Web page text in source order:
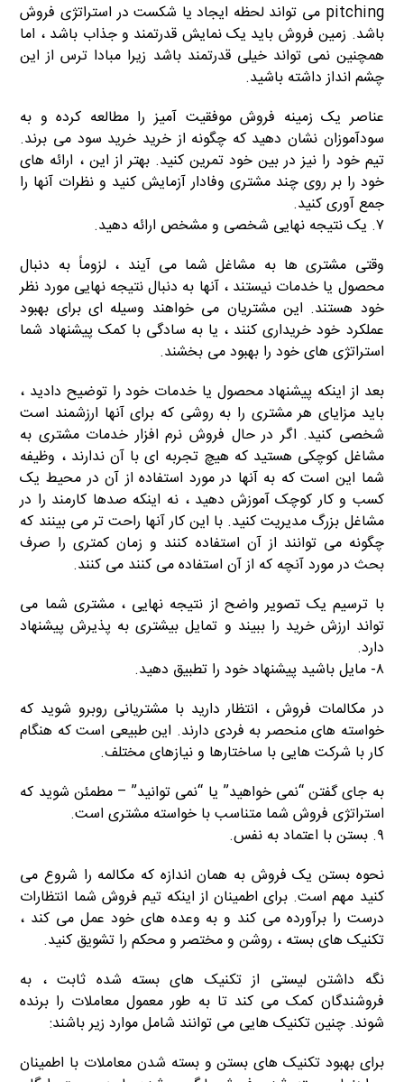
pitching می تواند لحظه ایجاد یا شکست در استراتژی فروش
باشد. زمین فروش باید یک نمایش قدرتمند و جذاب باشد ، اما
همچنین نمی تواند خیلی قدرتمند باشد زیرا مبادا ترس از این
چشم انداز داشته باشید.
عناصر یک زمینه فروش موفقیت آمیز را مطالعه کرده و به
سودآموزان نشان دهید که چگونه از خرید خرید سود می برند.
تیم خود را نیز در بین خود تمرین کنید. بهتر از این ، ارائه های
خود را بر روی چند مشتری وفادار آزمایش کنید و نظرات آنها را
جمع آوری کنید.
۷. یک نتیجه نهایی شخصی و مشخص ارائه دهید.
وقتی مشتری ها به مشاغل شما می آیند ، لزوماً به دنبال
محصول یا خدمات نیستند ، آنها به دنبال نتیجه نهایی مورد نظر
خود هستند. این مشتریان می خواهند وسیله ای برای بهبود
عملکرد خود خریداری کنند ، یا به سادگی با کمک پیشنهاد شما
استراتژی های خود را بهبود می بخشند.
بعد از اینکه پیشنهاد محصول یا خدمات خود را توضیح دادید ،
باید مزایای هر مشتری را به روشی که برای آنها ارزشمند است
شخصی کنید. اگر در حال فروش نرم افزار خدمات مشتری به
مشاغل کوچکی هستید که هیچ تجربه ای با آن ندارند ، وظیفه
شما این است که به آنها در مورد استفاده از آن در محیط یک
کسب و کار کوچک آموزش دهید ، نه اینکه صدها کارمند را در
مشاغل بزرگ مدیریت کنید. با این کار آنها راحت تر می بینند که
چگونه می توانند از آن استفاده کنند و زمان کمتری را صرف
بحث در مورد آنچه که از آن استفاده می کنند می کنند.
با ترسیم یک تصویر واضح از نتیجه نهایی ، مشتری شما می
تواند ارزش خرید را ببیند و تمایل بیشتری به پذیرش پیشنهاد
دارد.
۸- مایل باشید پیشنهاد خود را تطبیق دهید.
در مکالمات فروش ، انتظار دارید با مشتریانی روبرو شوید که
خواسته های منحصر به فردی دارند. این طبیعی است که هنگام
کار با شرکت هایی با ساختارها و نیازهای مختلف.
به جای گفتن “نمی خواهید” یا “نمی توانید” – مطمئن شوید که
استراتژی فروش شما متناسب با خواسته مشتری است.
۹. بستن با اعتماد به نفس.
نحوه بستن یک فروش به همان اندازه که مکالمه را شروع می
کنید مهم است. برای اطمینان از اینکه تیم فروش شما انتظارات
درست را برآورده می کند و به وعده های خود عمل می کند ،
تکنیک های بسته ، روشن و مختصر و محکم را تشویق کنید.
نگه داشتن لیستی از تکنیک های بسته شده ثابت ، به
فروشندگان کمک می کند تا به طور معمول معاملات را برنده
شوند. چنین تکنیک هایی می توانند شامل موارد زیر باشند:
برای بهبود تکنیک های بستن و بسته شدن معاملات با اطمینان